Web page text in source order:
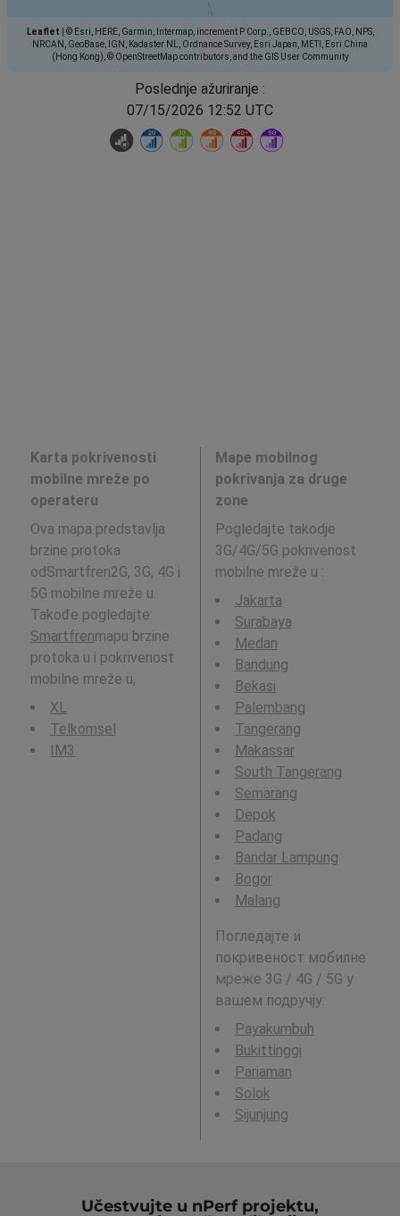
Leaflet
© Esri, HERE, Garmin, Intermap, increment P Corp., GEBCO, USGS, FAO, NPS,
NRCAN, GeoBase, IGN, Kadaster NL, Ordnance Survey, Esri Japan, METI, Esri China
(Hong Kong), © OpenStreetMap contributors, and the GIS User Community
Poslednje ažuriranje :
07/15/2026 12:52 UTC
Karta pokrivenosti
mobilne mreže po
operateru
Ova mapa predstavlja
brzine protoka
odSmartfren2G, 3G, 4G i
5G mobilne mreže u.
Takođe pogledajte:
Smartfrenmapu brzine
protoka u i pokrivenost
mobilne mreže u,
XL
Telkomsel
IM3
Mape mobilnog
pokrivanja za druge
zone
Pogledajte takodje
3G/4G/5G pokrivenost
mobilne mreže u :
Jakarta
Surabaya
Medan
Bandung
Bekasi
Palembang
Tangerang
Makassar
South Tangerang
Semarang
Depok
Padang
Bandar Lampung
Bogor
Malang
Погледајте и
покривеност мобилне
мреже 3G / 4G / 5G у
вашем подручју:
Payakumbuh
Bukittinggi
Pariaman
Solok
Sijunjung
Učestvujte u nPerf projektu,